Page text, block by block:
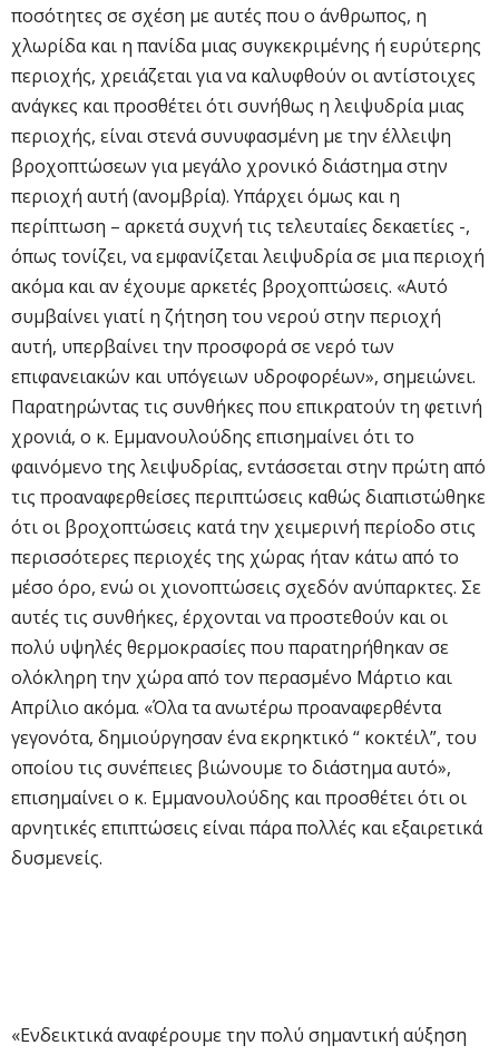
ποσότητες σε σχέση με αυτές που ο άνθρωπος, η
χλωρίδα και η πανίδα μιας συγκεκριμένης ή ευρύτερης
περιοχής, χρειάζεται για να καλυφθούν οι αντίστοιχες
ανάγκες και προσθέτει ότι συνήθως η λειψυδρία μιας
περιοχής, είναι στενά συνυφασμένη με την έλλειψη
βροχοπτώσεων για μεγάλο χρονικό διάστημα στην
περιοχή αυτή (ανομβρία). Υπάρχει όμως και η
περίπτωση – αρκετά συχνή τις τελευταίες δεκαετίες -,
όπως τονίζει, να εμφανίζεται λειψυδρία σε μια περιοχή
ακόμα και αν έχουμε αρκετές βροχοπτώσεις. «Αυτό
συμβαίνει γιατί η ζήτηση του νερού στην περιοχή
αυτή, υπερβαίνει την προσφορά σε νερό των
επιφανειακών και υπόγειων υδροφορέων», σημειώνει.
Παρατηρώντας τις συνθήκες που επικρατούν τη φετινή
χρονιά, ο κ. Εμμανουλούδης επισημαίνει ότι το
φαινόμενο της λειψυδρίας, εντάσσεται στην πρώτη από
τις προαναφερθείσες περιπτώσεις καθώς διαπιστώθηκε
ότι οι βροχοπτώσεις κατά την χειμερινή περίοδο στις
περισσότερες περιοχές της χώρας ήταν κάτω από το
μέσο όρο, ενώ οι χιονοπτώσεις σχεδόν ανύπαρκτες. Σε
αυτές τις συνθήκες, έρχονται να προστεθούν και οι
πολύ υψηλές θερμοκρασίες που παρατηρήθηκαν σε
ολόκληρη την χώρα από τον περασμένο Μάρτιο και
Απρίλιο ακόμα. «Όλα τα ανωτέρω προαναφερθέντα
γεγονότα, δημιούργησαν ένα εκρηκτικό “ κοκτέιλ”, του
οποίου τις συνέπειες βιώνουμε το διάστημα αυτό»,
επισημαίνει ο κ. Εμμανουλούδης και προσθέτει ότι οι
αρνητικές επιπτώσεις είναι πάρα πολλές και εξαιρετικά
δυσμενείς.
«Ενδεικτικά αναφέρουμε την πολύ σημαντική αύξηση